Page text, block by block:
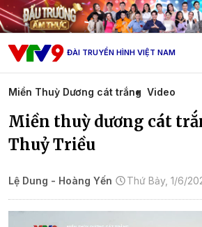
ĐÀI TRUYỀN HÌNH VIỆT NAM
Miền Thuỳ Dương cát trắng Video
Miền thuỳ dương cát
Thuỷ Triều
Lệ Dung - Hoàng Yến Thứ Bảy, 1/6/